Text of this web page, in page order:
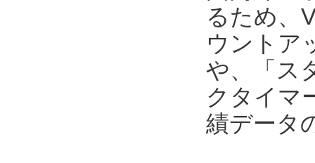
るため、
ウントア
や、「ス
クタイマ
績データ